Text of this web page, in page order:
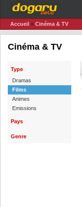
Accueil » Cinéma & TV
Cinéma & TV
Type
Dramas
Films
Animes
Emissions
Pays
Genre